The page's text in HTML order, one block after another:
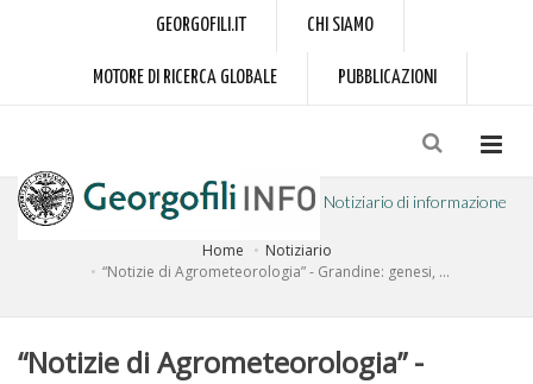
GEORGOFILI.IT CHI SIAMO
MOTORE DI RICERCA GLOBALE PUBBLICAZIONI
Notiziario di informazione
a cura dell'Accademia dei Georgofili
Home
Notiziario
“Notizie di Agrometeorologia” - Grandine: genesi, ...
“Notizie di Agrometeorologia” -